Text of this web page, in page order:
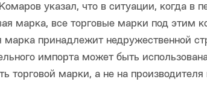
указал, что в ситуации, когда в
марка, все торговые марки под этим
принадлежит недружественной
импорта может быть
торговой марки, а не на производителя